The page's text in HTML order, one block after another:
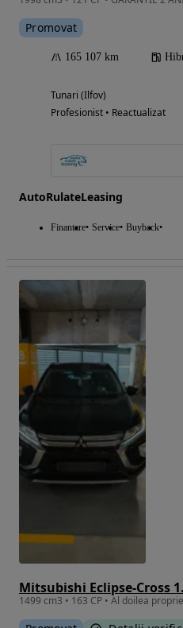
Promovat
165 107 km
Tunari (Ilfov)
Profesionist • Reactualizat
AutoRulateLeasing
Finantare Service Buyback
1499 cm3 • 163 CP • Al doilea